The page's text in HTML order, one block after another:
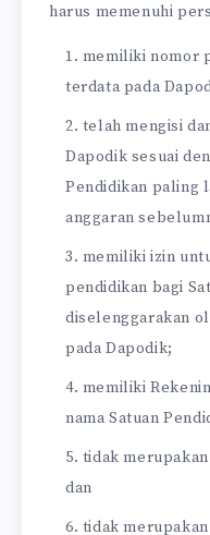
harus memenuhi
memiliki nomor
terdata pada
telah mengisi
Dapodik sesuai
Pendidikan paling
anggaran
memiliki izin
pendidikan bagi
diselenggarakan
pada Dapodik;
memiliki
nama Satuan
tidak
dan
tidak